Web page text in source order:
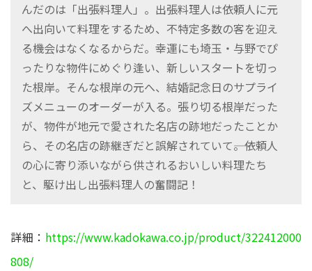
んだのは「出張料理人」。出張料理人は依頼人に元
へ出向いて料理をするため、不特定多数の客を迎え
る機会はなくなるからだ。幸運にも埼玉・与野でぴ
ったりな物件にめぐり逢い、新しいスタートを切っ
た根岸。そんな根岸の元へ、結婚記念日のサプライ
ズメニューのオーダーが入る。張り切る根岸だった
が、物件が地元で愛された名店の跡地だったことか
ら、その名店の跡継ぎだと誤解されていて――。依頼人
の心に寄り添いながら供されるおいしい料理たち
と、駆け出し出張料理人の奮闘記！
詳細： https://www.kadokawa.co.jp/product/322412000
808/